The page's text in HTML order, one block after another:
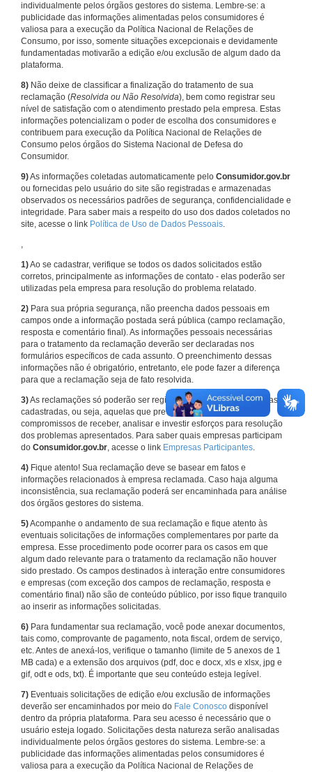
individualmente pelos órgãos gestores do sistema. Lembre-se: a
publicidade das informações alimentadas pelos consumidores é
valiosa para a execução da Política Nacional de Relações de
Consumo, por isso, somente situações excepcionais e devidamente
fundamentadas motivarão a edição e/ou exclusão de algum dado da
plataforma.
8) Não deixe de classificar a finalização do tratamento de sua
reclamação (Resolvida ou Não Resolvida), bem como registrar seu
nível de satisfação com o atendimento prestado pela empresa. Estas
informações potencializam o poder de escolha dos consumidores e
contribuem para execução da Política Nacional de Relações de
Consumo pelos órgãos do Sistema Nacional de Defesa do
Consumidor.
9)As informações coletadas automaticamente pelo Consumidor.gov.br
ou fornecidas pelo usuário do site são registradas e armazenadas
observados os necessários padrões de segurança, confidencialidade e
integridade. Para saber mais a respeito do uso dos dados coletados no
site, acesse o link Política de Uso de Dados Pessoais.
,
1)Ao se cadastrar, verifique se todos os dados solicitados estão
corretos, principalmente as informações de contato - elas poderão ser
utilizadas pela empresa para resolução do problema relatado.
2) Para sua própria segurança, não preencha dados pessoais em
campos onde a informação postada será pública (campo reclamação,
resposta e comentário final). As informações pessoais necessárias
para o tratamento da reclamação deverão ser declaradas nos
formulários específicos de cada assunto. O preenchimento dessas
informações não é obrigatório, entretanto, ele pode fazer a diferença
para que a reclamação seja de fato resolvida.
3)As reclamações só poderão ser registradas em face de empresas
cadastradas, ou seja, aquelas que previamente assumiram
compromissos de receber, analisar e investir esforços para resolução
dos problemas apresentados. Para saber quais empresas participam
do Consumidor.gov.br, acesse o link Empresas Participantes.
4) Fique atento! Sua reclamação deve se basear em fatos e
informações relacionados à empresa reclamada. Caso haja alguma
inconsistência, sua reclamação poderá ser encaminhada para análise
dos órgãos gestores do sistema.
5)Acompanhe o andamento de sua reclamação e fique atento às
eventuais solicitações de informações complementares por parte da
empresa. Esse procedimento pode ocorrer para os casos em que
algum dado relevante para o tratamento da reclamação não houver
sido prestado. Os campos destinados à interação entre consumidores
e empresas (com exceção dos campos de reclamação, resposta e
comentário final) não são de conteúdo público, por isso fique tranquilo
ao inserir as informações solicitadas.
6) Para fundamentar sua reclamação, você pode anexar documentos,
tais como, comprovante de pagamento, nota fiscal, ordem de serviço,
etc. Antes de anexá-los, verifique o tamanho (limite de 5 anexos de 1
MB cada) e a extensão dos arquivos (pdf, doc e docx, xls e xlsx, jpg e
gif, odt e ods, txt). É importante que seu conteúdo esteja legível.
7) Eventuais solicitações de edição e/ou exclusão de informações
deverão ser encaminhados por meio do Fale Conosco disponível
dentro da própria plataforma. Para seu acesso é necessário que o
usuário esteja logado. Solicitações desta natureza serão analisadas
individualmente pelos órgãos gestores do sistema. Lembre-se: a
publicidade das informações alimentadas pelos consumidores é
valiosa para a execução da Política Nacional de Relações de